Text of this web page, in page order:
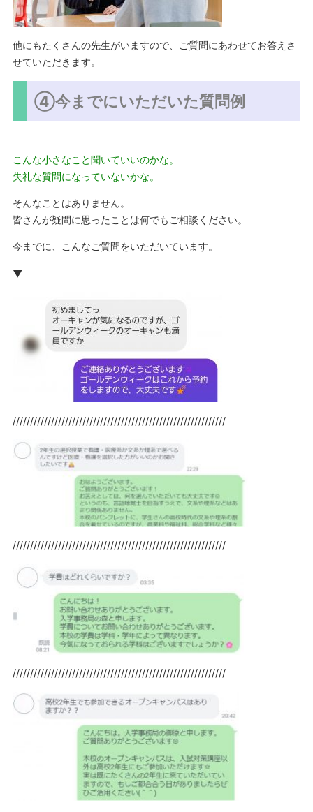
他にもたくさんの先生がいますので、ご質問にあわせてお答えさ
せていただきます。
④今までにいただいた質問例
こんな小さなこと聞いていいのかな。
失礼な質問になっていないかな。
そんなことはありません。
皆さんが疑問に思ったことは何でもご相談ください。
今までに、こんなご質問をいただいています。
▼
/////////////////////////////////////////////////////////////
/////////////////////////////////////////////////////////////
/////////////////////////////////////////////////////////////